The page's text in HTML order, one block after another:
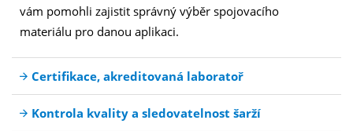
vám pomohli zajistit správný výběr spojovacího
materiálu pro danou aplikaci.
Certifikace, akreditovaná laboratoř
Kontrola kvality a sledovatelnost šarží